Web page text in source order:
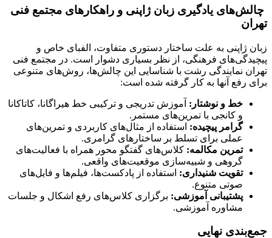
چالش‌های یادگیری زبان ژاپنی و راهکارهای مجتمع فنی
تهران
زبان ژاپنی به علت ساختار دستوری متفاوت، الفبای خاص و
پیچیدگی‌های فرهنگی، از نظر بسیاری دشوار است. در مجتمع فنی
تهران نمایندگی رشت با شناسایی این چالش‌ها، روش‌های متنوعی
برای رفع آنها به کار گرفته شده است:
خط و نوشتار : آموزش تدریجی و ترکیبی خط هیراگانا، کاتاکانا
و کانجی با تمرین‌های مستمر.
گرامر پیچیده: استفاده از مثال‌های کاربردی و تمرین‌های
عملی برای تسلط بر ساختارهای گرامری.
تمرین مکالمه: کلاس‌های گفتگو محور همراه با فعالیت‌های
گروهی و شبیه‌سازی موقعیت‌های واقعی.
تقویت شنیداری: استفاده از پادکست‌ها، فیلم‌ها و فایل‌های
صوتی متنوع.
پشتیبانی آموزشی: برگزاری کلاس‌های رفع اشکال و جلسات
مشاوره آموزشی.
جمع‌بندی نهایی